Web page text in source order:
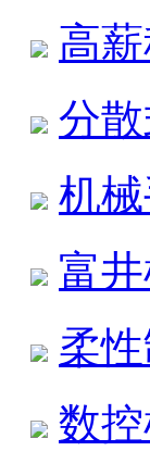
高
分
机
富
柔
数